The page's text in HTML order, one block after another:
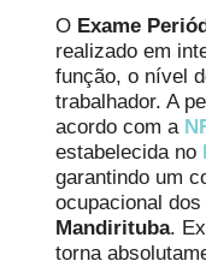
O Exame
realizado em
função, o nível
trabalhador. A
acordo com a
estabelecida no
garantindo um
ocupacional
Mandirituba.
torna